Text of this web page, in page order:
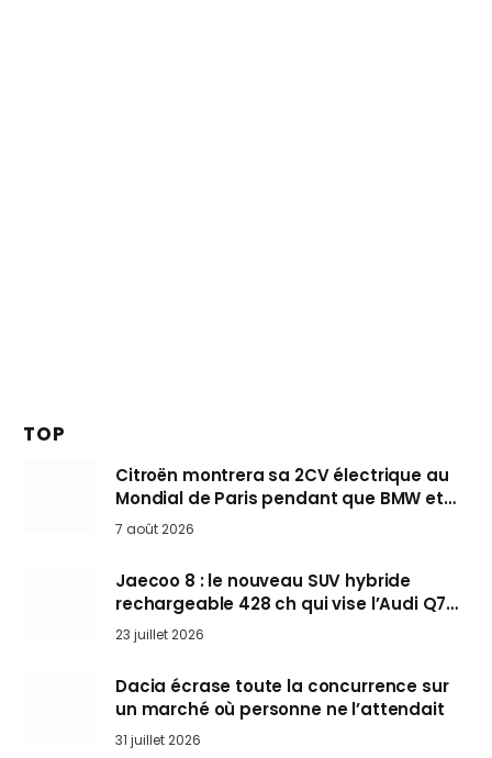
TOP
Citroën montrera sa 2CV électrique au
Mondial de Paris pendant que BMW et
Mini désertent le salon
7 août 2026
Jaecoo 8 : le nouveau SUV hybride
rechargeable 428 ch qui vise l’Audi Q7
arrive en Europe cet automne
23 juillet 2026
Dacia écrase toute la concurrence sur
un marché où personne ne l’attendait
31 juillet 2026